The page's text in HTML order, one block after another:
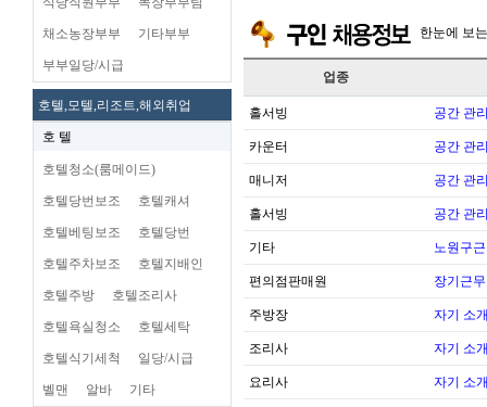
채소농장부부 기타부부
부부일당/시급
호텔,모텔,리조트,해외취업
호 텔
호텔청소(룸메이드)
호텔당번보조 호텔캐셔
호텔베팅보조 호텔당번
호텔주차보조 호텔지배인
호텔주방 호텔조리사
호텔욕실청소 호텔세탁
호텔식기세척 일당/시급
벨맨 알바 기타
한눈에 보
업종
홀서빙 공간 관
카운터 공간 관
매니저 공간 관
홀서빙 공간 관
기타 노원구
편의점판매원 장기근
주방장 자기 소
조리사 자기 소
요리사 자기 소